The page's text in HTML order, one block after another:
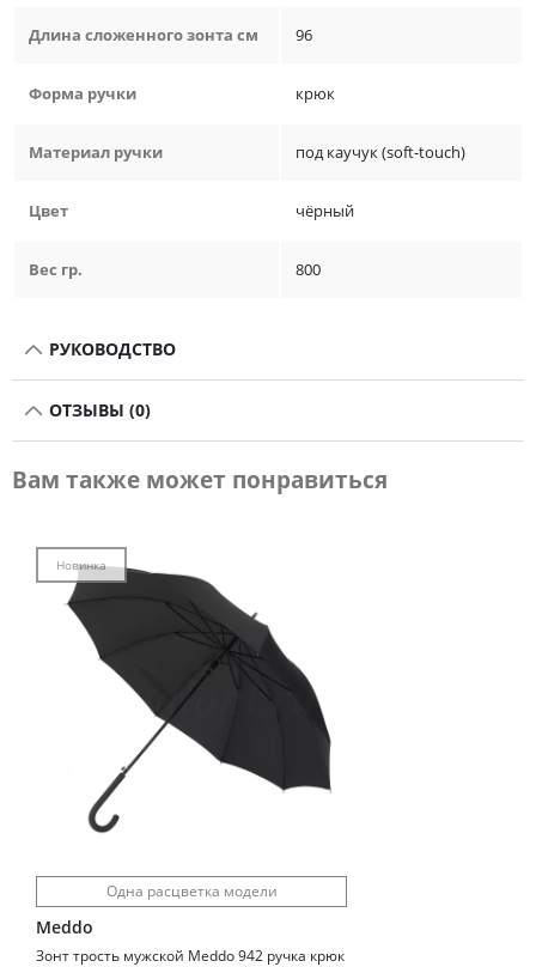
Длина сложенного зонта см 96
Форма ручки крюк
Материал ручки под каучук (soft-touch)
Цвет чёрный
Вес гр. 800
РУКОВОДСТВО
ОТЗЫВЫ (0)
Вам также может понравиться
Новинка
Одна расцветка модели
Meddo
Зонт трость мужской Meddo 942 ручка крюк